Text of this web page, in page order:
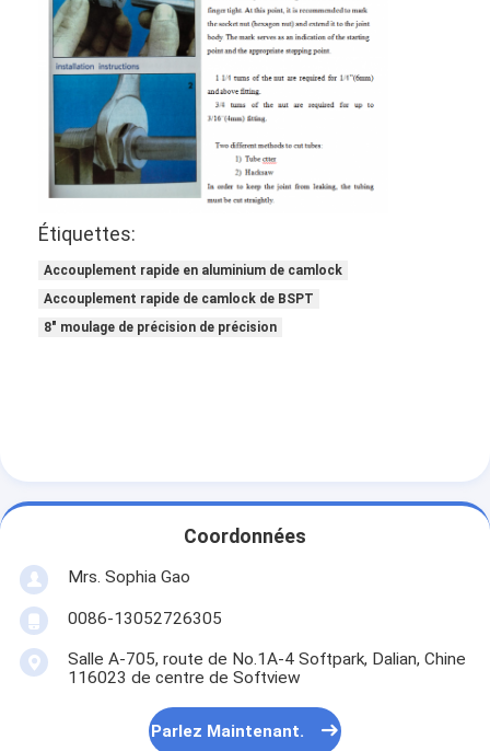
Étiquettes:
Accouplement rapide en aluminium de camlock
Accouplement rapide de camlock de BSPT
8" moulage de précision de précision
Coordonnées
Mrs. Sophia Gao
0086-13052726305
Salle A-705, route de No.1A-4 Softpark, Dalian, Chine
116023 de centre de Softview
Parlez Maintenant.